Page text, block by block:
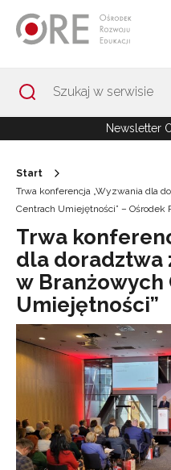
Newsletter
Start
Trwa konferencja „Wyzwania dla
Centrach Umiejętności” – Ośrodek
Trwa
dla doradztwa
w Branżowych
Umiejętności”